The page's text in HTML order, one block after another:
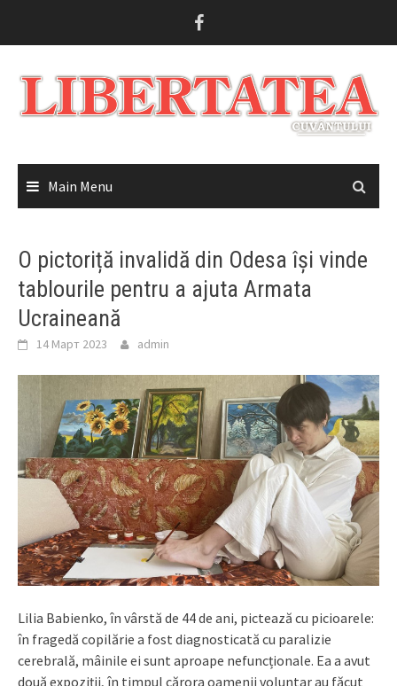
Main Menu
O pictoriță invalidă din Odesa își vinde
tablourile pentru a ajuta Armata
Ucraineană
14 Март 2023 admin
Lilia Babienko, în vârstă de 44 de ani, pictează cu picioarele:
în fragedă copilărie a fost diagnosticată cu paralizie
cerebrală, mâinile ei sunt aproape nefuncționale. Ea a avut
două expoziții, în timpul cărora oamenii voluntar au făcut